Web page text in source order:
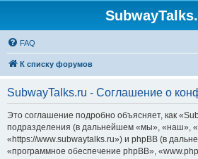
FAQ
К списку форумов
SubwayTalks.ru - Соглашение о
Это соглашение подробно объясняет, как
подразделения (в дальнейшем «мы», «наш»,
«https://www.subwaytalks.ru») и phpBB (в
«программное обеспечение phpBB»,